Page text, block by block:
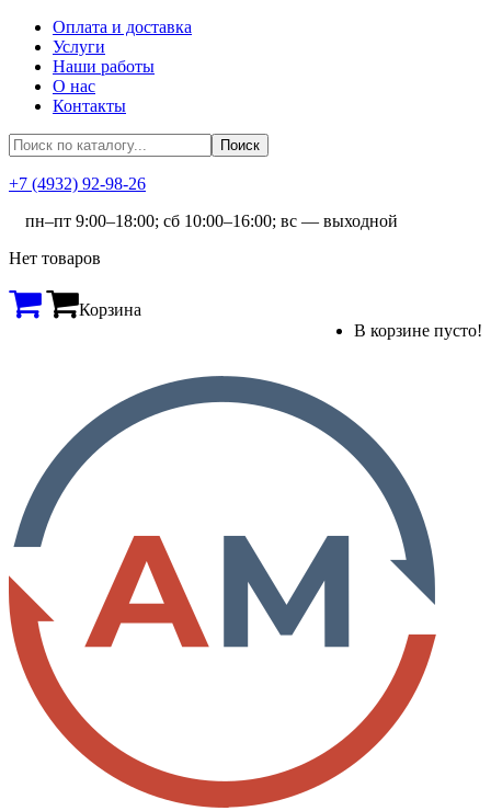
Оплата и доставка
Услуги
Наши работы
О нас
Контакты
+7 (4932) 92-98-26
пн–пт 9:00–18:00; сб 10:00–16:00; вс — выходной
Нет товаров
Корзина
В корзине пусто!